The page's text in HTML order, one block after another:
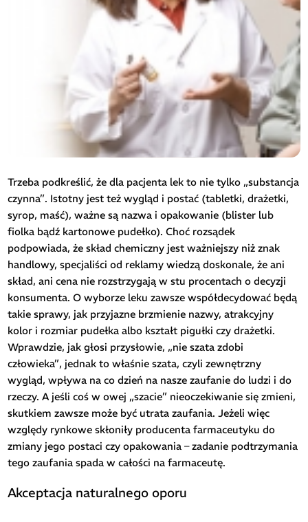
Trzeba podkreślić, że dla pacjenta lek to nie tylko „substancja
czynna”. Istotny jest też wygląd i postać (tabletki, drażetki,
syrop, maść), ważne są nazwa i opakowanie (blister lub
fiolka bądź kartonowe pudełko). Choć rozsądek
podpowiada, że skład chemiczny jest ważniejszy niż znak
handlowy, specjaliści od reklamy wiedzą doskonale, że ani
skład, ani cena nie rozstrzygają w stu procentach o decyzji
konsumenta. O wyborze leku zawsze współdecydować będą
takie sprawy, jak przyjazne brzmienie nazwy, atrakcyjny
kolor i rozmiar pudełka albo kształt pigułki czy drażetki.
Wprawdzie, jak głosi przysłowie, „nie szata zdobi
człowieka”, jednak to właśnie szata, czyli zewnętrzny
wygląd, wpływa na co dzień na nasze zaufanie do ludzi i do
rzeczy. A jeśli coś w owej „szacie” nieoczekiwanie się zmieni,
skutkiem zawsze może być utrata zaufania. Jeżeli więc
względy rynkowe skłoniły producenta farmaceutyku do
zmiany jego postaci czy opakowania – zadanie podtrzymania
tego zaufania spada w całości na farmaceutę.
Akceptacja naturalnego oporu